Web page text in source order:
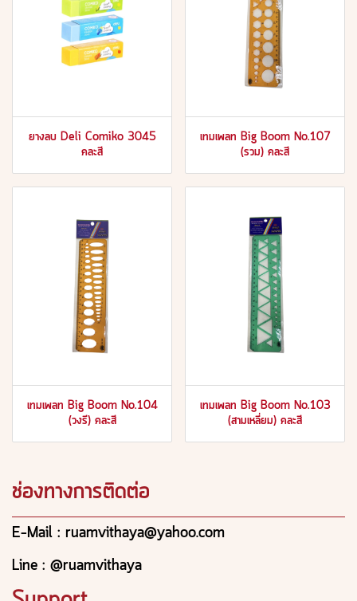
ยางลบ Deli Comiko 3045
คละสี
เทมเพลท Big Boom No.107
(รวม) คละสี
เทมเพลท Big Boom No.104
(วงรี) คละสี
เทมเพลท Big Boom No.103
(สามเหลี่ยม) คละสี
ช่องทางการติดต่อ
E-Mail : ruamvithaya@yahoo.com
Line : @ruamvithaya